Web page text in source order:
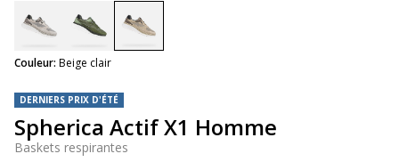
DERNIERS PRIX D'ÉTÉ
Spherica Actif X1 Homme
Baskets respirantes
Couleur: Beige clair